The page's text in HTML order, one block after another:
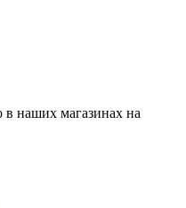
наших магазинах на